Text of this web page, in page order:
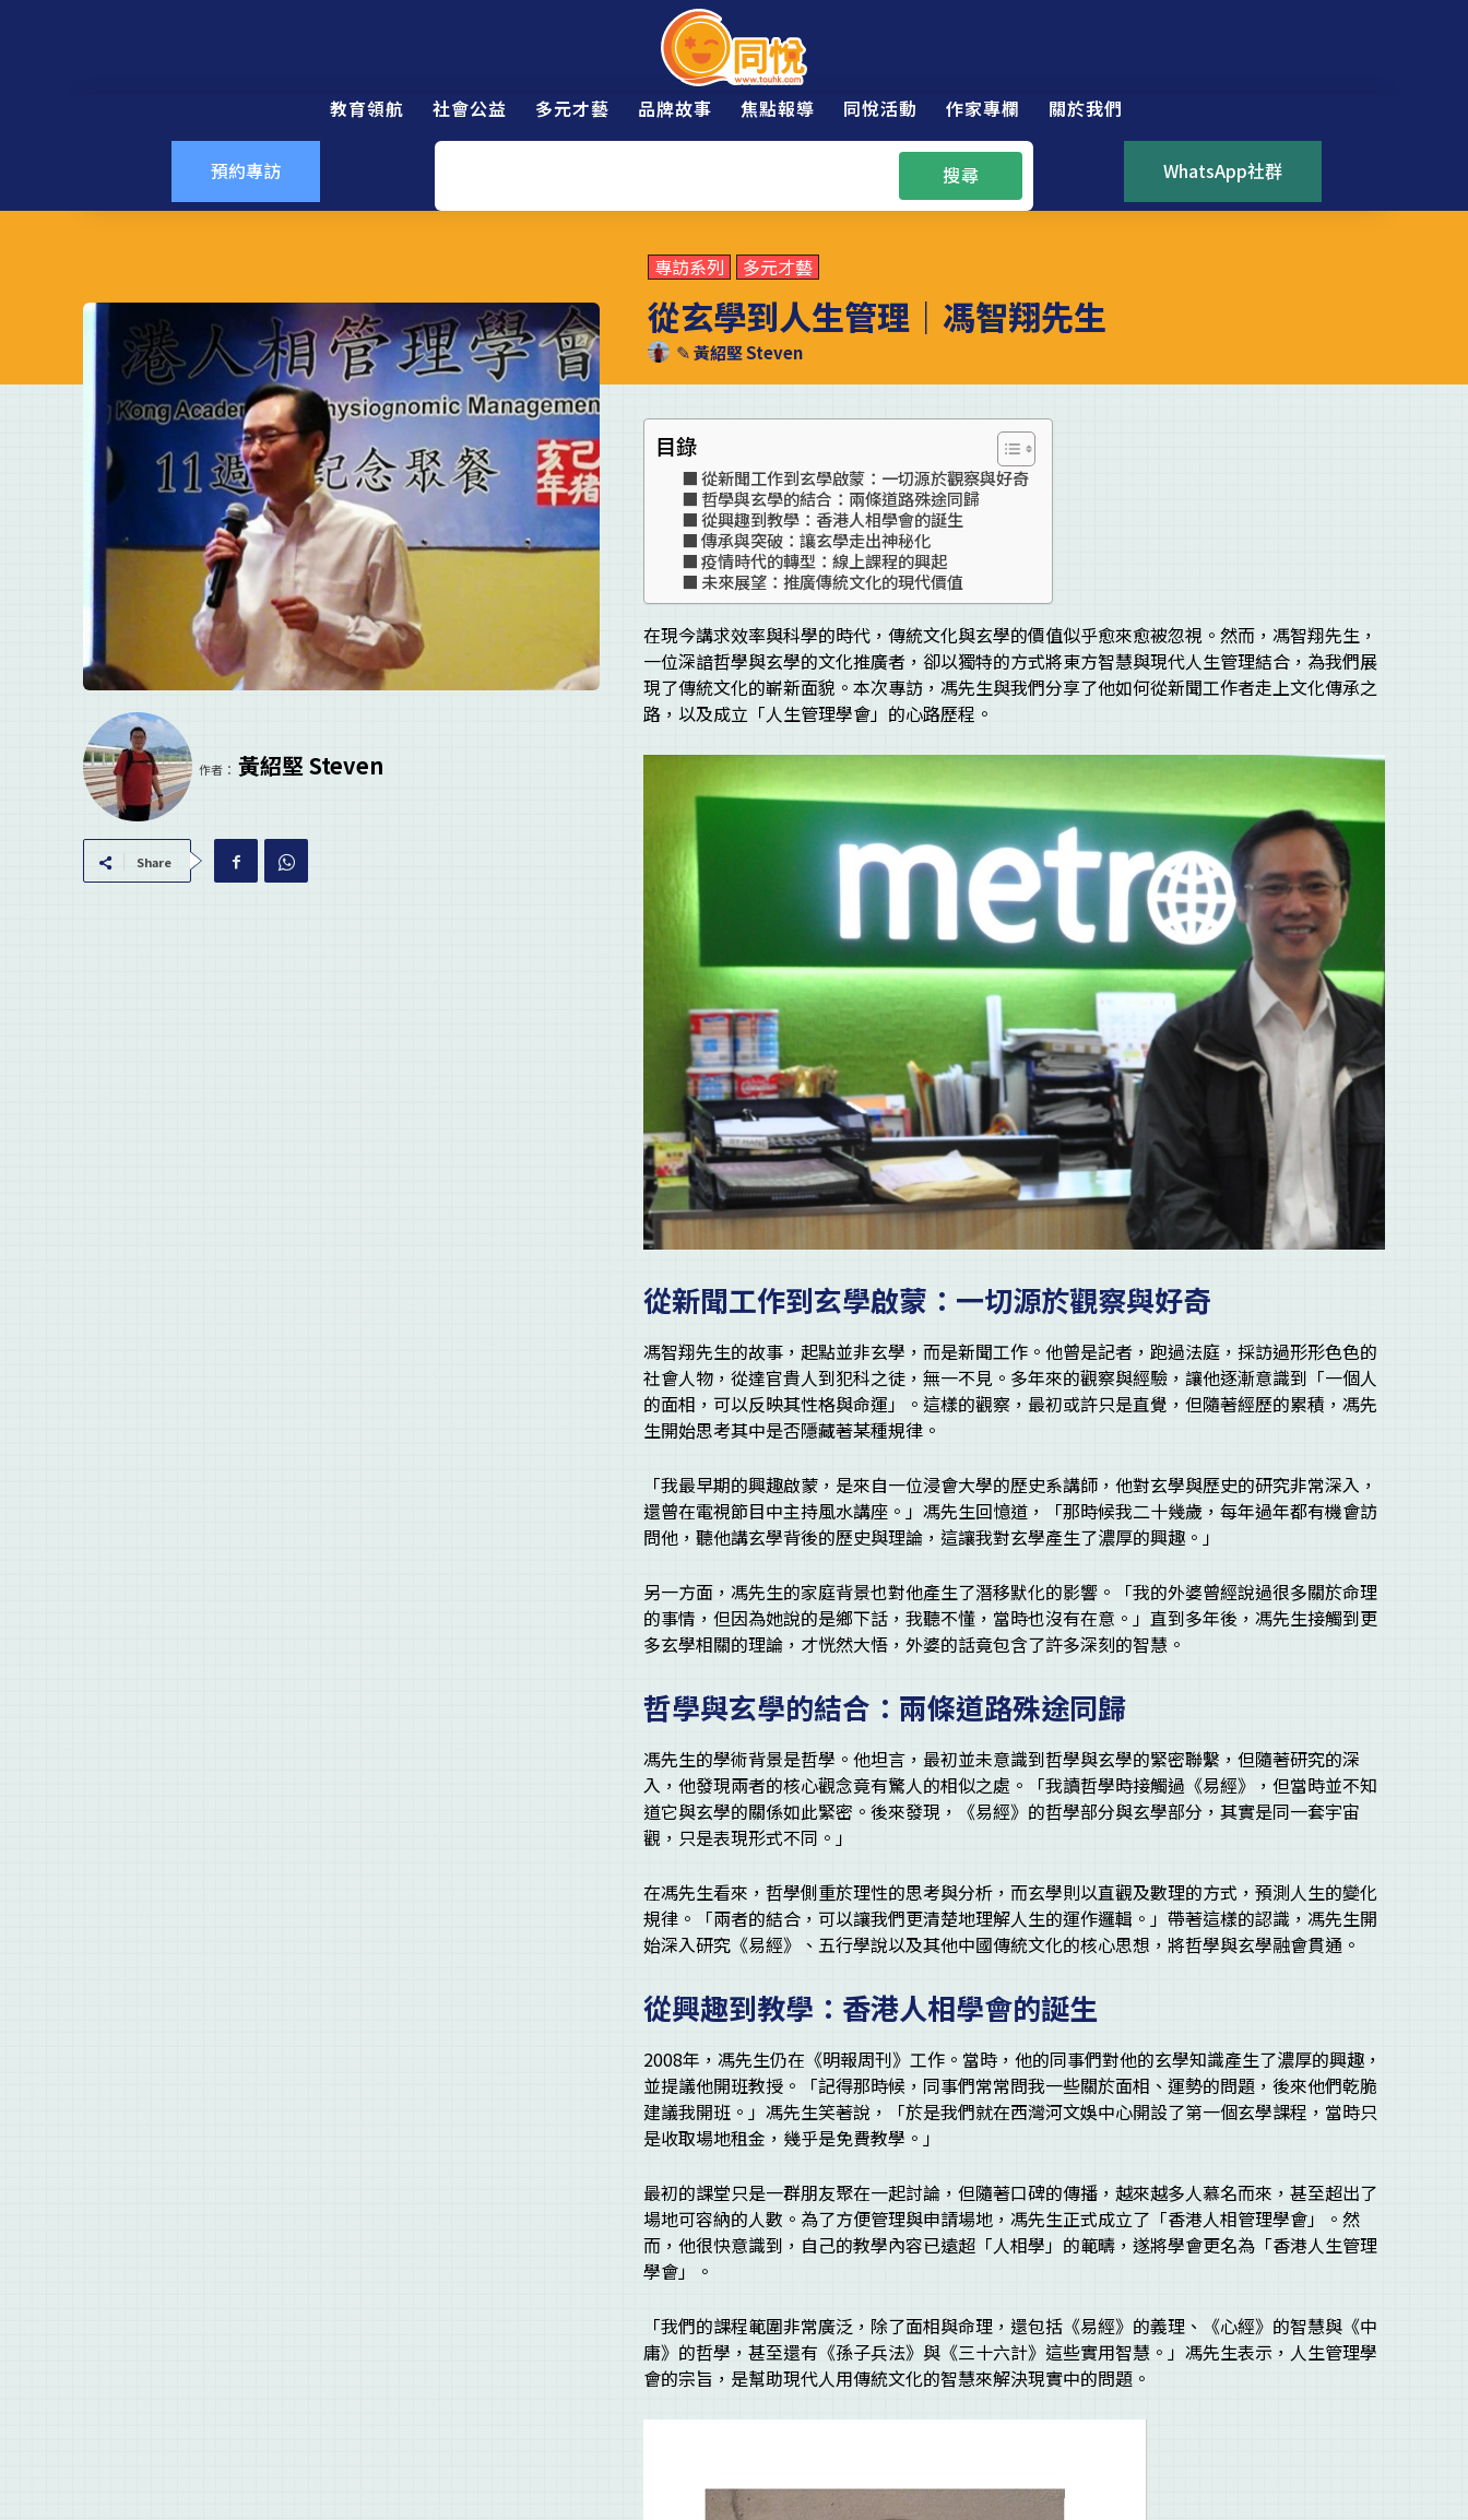
教育領航 社會公益 多元才藝 品牌故事 焦點報導 同悅活動 作家專欄 關於我們
預約專訪 搜尋 WhatsApp社群
專訪系列 多元才藝
從玄學到人生管理｜馮智翔先生
✎黃紹堅 Steven
作者： 黃紹堅 Steven
Share
目錄
從新聞工作到玄學啟蒙：一切源於觀察與好奇
哲學與玄學的結合：兩條道路殊途同歸
從興趣到教學：香港人相學會的誕生
傳承與突破：讓玄學走出神秘化
疫情時代的轉型：線上課程的興起
未來展望：推廣傳統文化的現代價值
在現今講求效率與科學的時代，傳統文化與玄學的價值似乎愈來愈被忽視。然而，馮智翔先生，
一位深諳哲學與玄學的文化推廣者，卻以獨特的方式將東方智慧與現代人生管理結合，為我們展
現了傳統文化的嶄新面貌。本次專訪，馮先生與我們分享了他如何從新聞工作者走上文化傳承之
路，以及成立「人生管理學會」的心路歷程。
從新聞工作到玄學啟蒙：一切源於觀察與好奇
馮智翔先生的故事，起點並非玄學，而是新聞工作。他曾是記者，跑過法庭，採訪過形形色色的
社會人物，從達官貴人到犯科之徒，無一不見。多年來的觀察與經驗，讓他逐漸意識到「一個人
的面相，可以反映其性格與命運」。這樣的觀察，最初或許只是直覺，但隨著經歷的累積，馮先
生開始思考其中是否隱藏著某種規律。
「我最早期的興趣啟蒙，是來自一位浸會大學的歷史系講師，他對玄學與歷史的研究非常深入，
還曾在電視節目中主持風水講座。」馮先生回憶道，「那時候我二十幾歲，每年過年都有機會訪
問他，聽他講玄學背後的歷史與理論，這讓我對玄學產生了濃厚的興趣。」
另一方面，馮先生的家庭背景也對他產生了潛移默化的影響。「我的外婆曾經說過很多關於命理
的事情，但因為她說的是鄉下話，我聽不懂，當時也沒有在意。」直到多年後，馮先生接觸到更
多玄學相關的理論，才恍然大悟，外婆的話竟包含了許多深刻的智慧。
哲學與玄學的結合：兩條道路殊途同歸
馮先生的學術背景是哲學。他坦言，最初並未意識到哲學與玄學的緊密聯繫，但隨著研究的深
入，他發現兩者的核心觀念竟有驚人的相似之處。「我讀哲學時接觸過《易經》，但當時並不知
道它與玄學的關係如此緊密。後來發現，《易經》的哲學部分與玄學部分，其實是同一套宇宙
觀，只是表現形式不同。」
在馮先生看來，哲學側重於理性的思考與分析，而玄學則以直觀及數理的方式，預測人生的變化
規律。「兩者的結合，可以讓我們更清楚地理解人生的運作邏輯。」帶著這樣的認識，馮先生開
始深入研究《易經》、五行學說以及其他中國傳統文化的核心思想，將哲學與玄學融會貫通。
從興趣到教學：香港人相學會的誕生
2008年，馮先生仍在《明報周刊》工作。當時，他的同事們對他的玄學知識產生了濃厚的興趣，
並提議他開班教授。「記得那時候，同事們常常問我一些關於面相、運勢的問題，後來他們乾脆
建議我開班。」馮先生笑著說，「於是我們就在西灣河文娛中心開設了第一個玄學課程，當時只
是收取場地租金，幾乎是免費教學。」
最初的課堂只是一群朋友聚在一起討論，但隨著口碑的傳播，越來越多人慕名而來，甚至超出了
場地可容納的人數。為了方便管理與申請場地，馮先生正式成立了「香港人相管理學會」。然
而，他很快意識到，自己的教學內容已遠超「人相學」的範疇，遂將學會更名為「香港人生管理
學會」。
「我們的課程範圍非常廣泛，除了面相與命理，還包括《易經》的義理、《心經》的智慧與《中
庸》的哲學，甚至還有《孫子兵法》與《三十六計》這些實用智慧。」馮先生表示，人生管理學
會的宗旨，是幫助現代人用傳統文化的智慧來解決現實中的問題。